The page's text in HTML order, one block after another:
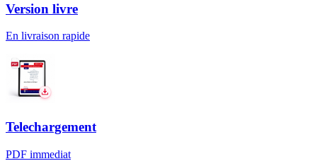
Version livre
En livraison rapide
Telechargement
PDF immediat